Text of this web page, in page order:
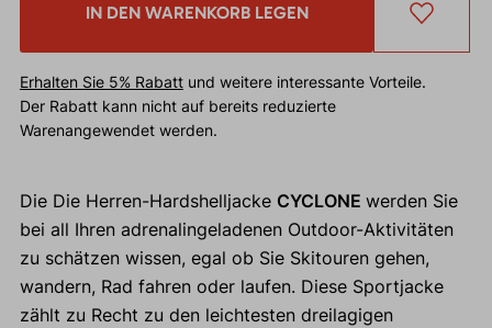
IN DEN WARENKORB LEGEN
Erhalten Sie 5% Rabattund weitere interessante Vorteile.
Der Rabatt kann nicht auf bereits reduzierte
Warenangewendet werden.
Die Die Herren-Hardshelljacke CYCLONE werden Sie
bei all Ihren adrenalingeladenen Outdoor-Aktivitäten
zu schätzen wissen, egal ob Sie Skitouren gehen,
wandern, Rad fahren oder laufen. Diese Sportjacke
zählt zu Recht zu den leichtesten dreilagigen